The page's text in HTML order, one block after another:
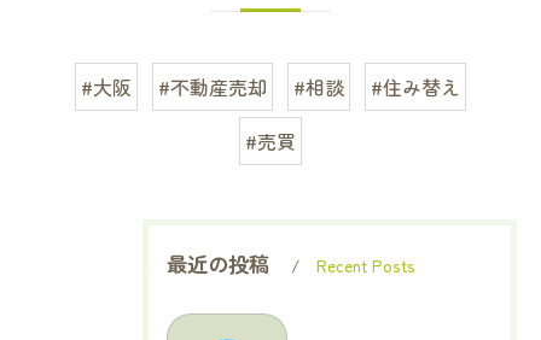
#大阪 #不動産売却 #相談
#住み替え
#売買
最近の投稿 Recent Posts